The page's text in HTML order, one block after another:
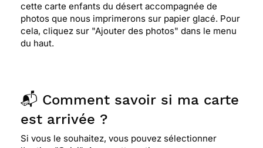
cette carte enfants du désert accompagnée de
photos que nous imprimerons sur papier glacé. Pour
cela, cliquez sur "Ajouter des photos" dans le menu
du haut.
📬 Comment savoir si ma carte
est arrivée ?
Si vous le souhaitez, vous pouvez sélectionner